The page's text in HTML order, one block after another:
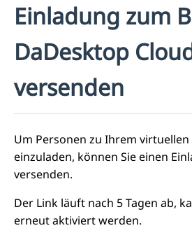
Einladung zum
DaDesktop
versenden
Um Personen zu Ihrem
einzuladen, können Sie einen
versenden.
Der Link läuft nach 5 Tagen ab,
erneut aktiviert werden.